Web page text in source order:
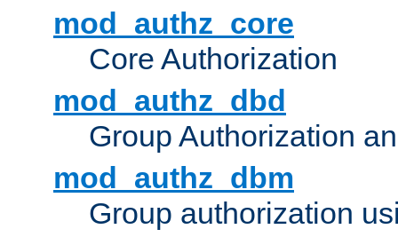
mod_authz_core
Core Authorization
mod_authz_dbd
Group Authorization
mod_authz_dbm
Group authorization